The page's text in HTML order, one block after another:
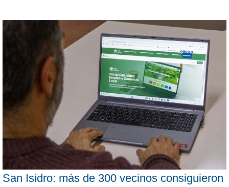
San Isidro: más de 300 vecinos consiguieron